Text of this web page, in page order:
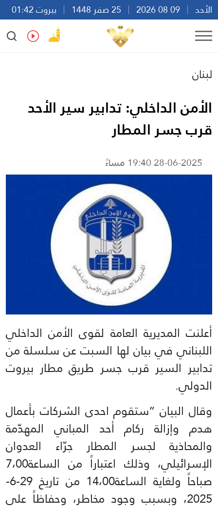
الأحد
بيروت 01:42
Ar
En Fr Es
لبنان
الأمن الداخلي: تدابير سير الأحد
قرب جسر المطار
28-06-2025 19:40 مساءً
أعلنت المديرية العامة لقوى الأمن الداخلي
اللبناني في بيان لها السبت عن سلسلة من
تدابير السير قرب جسر طريق مطار بيروت
الدولي.
وقال البيان “ستقوم احدى الشركات بأعمال
هدم وإزالة ركام أحد المباني المهدّمة
والمحاذية لجسر المطار جرّاء العدوان
الإسرائيلي، وذلك اعتباراً من الساعة7،00
صباحاً ولغاية الساعة14،00 من تاريخ 29-6-
2025، وبسبب وجود مخاطر، وحفاظاً على